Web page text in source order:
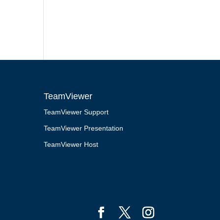
TeamViewer
TeamViewer Support
TeamViewer Presentation
TeamViewer Host